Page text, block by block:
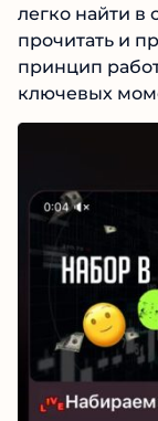
легко найти
прочитать и
принцип
ключевых